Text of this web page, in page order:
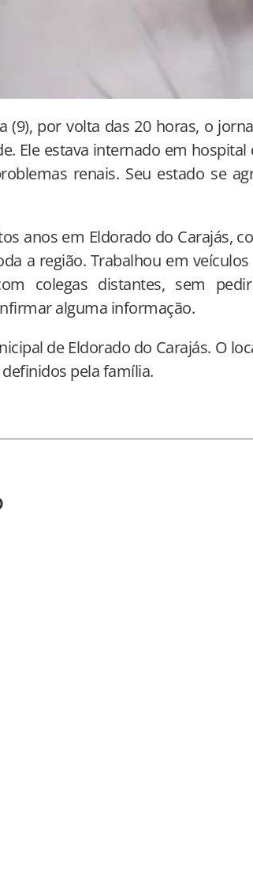
(9), por volta das 20 horas, o
Ele estava internado em hospital
renais. Seu estado se
anos em Eldorado do Carajás,
a região. Trabalhou em
colegas distantes, sem
alguma informação.
de Eldorado do Carajás. O
pela família.